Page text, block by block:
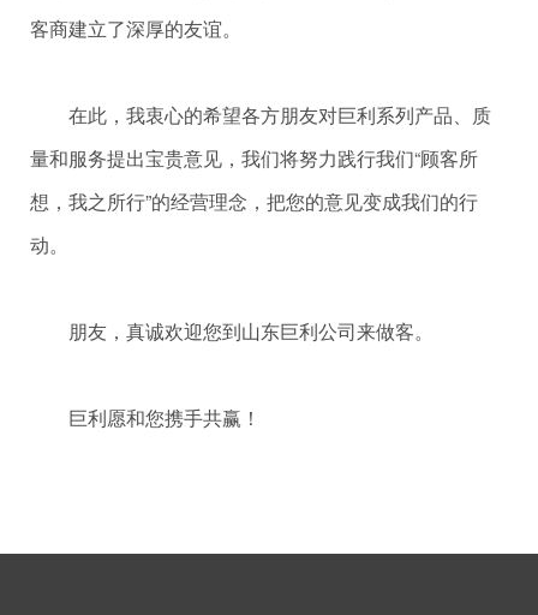
客商建立了深厚的友谊。
在此，我衷心的希望各方朋友对巨利系列产品、质
量和服务提出宝贵意见，我们将努力践行我们“顾客所
想，我之所行”的经营理念，把您的意见变成我们的行
动。
朋友，真诚欢迎您到山东巨利公司来做客。
巨利愿和您携手共赢！